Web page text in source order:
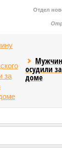
Отдел
осудили
доме
В